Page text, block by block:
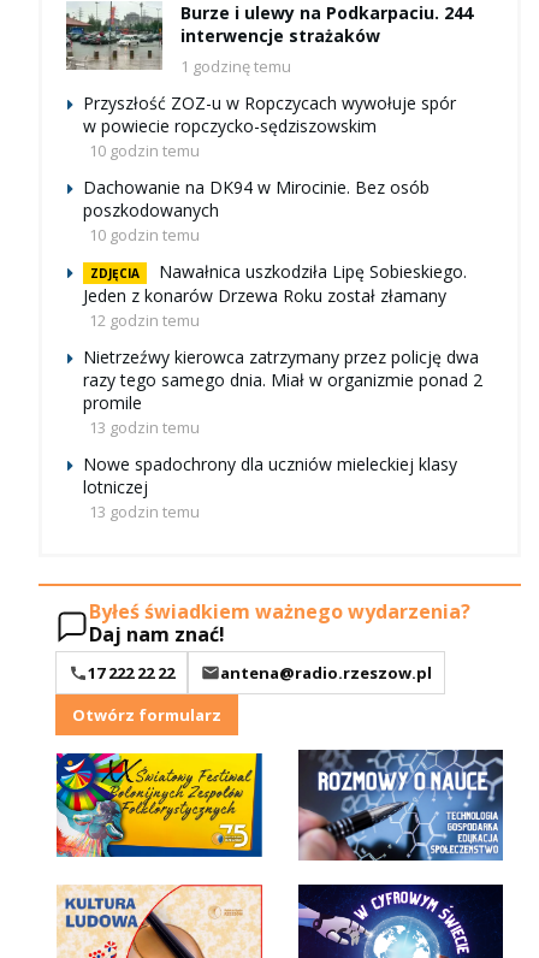
Burze i ulewy na Podkarpaciu. 244
interwencje strażaków
1 godzinę temu
Przyszłość ZOZ-u w Ropczycach wywołuje spór
w powiecie ropczycko-sędziszowskim
10 godzin temu
Dachowanie na DK94 w Mirocinie. Bez osób
poszkodowanych
10 godzin temu
ZDJĘCIA
Nawałnica uszkodziła Lipę Sobieskiego.
Jeden z konarów Drzewa Roku został złamany
12 godzin temu
Nietrzeźwy kierowca zatrzymany przez policję dwa
razy tego samego dnia. Miał w organizmie ponad 2
promile
13 godzin temu
Nowe spadochrony dla uczniów mieleckiej klasy
lotniczej
13 godzin temu
Byłeś świadkiem ważnego wydarzenia?
Daj nam znać!
17 222 22 22
antena@radio.rzeszow.pl
Otwórz formularz